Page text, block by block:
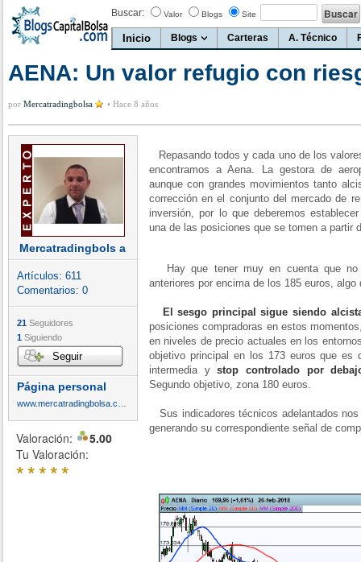
Buscar: Valor Blogs Site
Inicio Blogs Carteras A. Técnico
AENA: Un valor refugio con
por Mercatradingbolsa • Hace 8 años
Mercatradingbols a
Artículos: 611
Comentarios: 0
21 Seguidores
1 Siguiendo
Seguir
Página personal
Valoración:
5.00
Tu Valoración:
*****
Repasando todos y cada uno de los
encontramos a Aena. La gestora de
aunque con grandes movimientos tanto
corrección en el conjunto del mercado de
inversión, por lo que deberemos
una de las posiciones que se tomen a partir
Hay que tener muy en cuenta que no
anteriores por encima de los 185 euros,
El sesgo principal sigue siendo
posiciones compradoras en estos
en niveles de precio actuales en los
objetivo principal en los 173 euros que es
intermedia ystop controlado por
Segundo objetivo, zona 180 euros.
Sus indicadores técnicos adelantados
generando su correspondiente señal de